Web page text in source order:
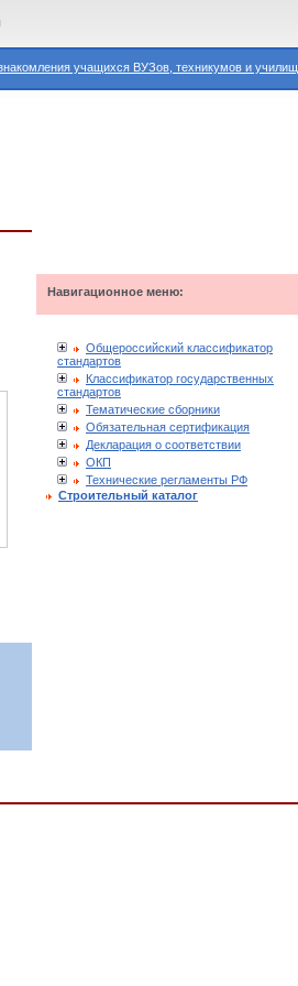
учащихся ВУЗов, техникумов и училищ.
Навигационное меню:
Общероссийский классификатор
стандартов
Классификатор государственных
стандартов
Тематические сборники
Обязательная сертификация
Декларация о соответствии
ОКП
Технические регламенты РФ
Строительный каталог